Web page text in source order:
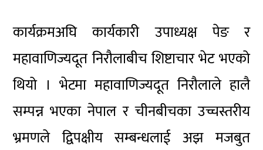
कार्यक्रमअघि कार्यकारी उपाध्यक्ष पेङ र
महावाणिज्यदूत निरौलाबीच शिष्टाचार भेट भएको
थियो । भेटमा महावाणिज्यदूत निरौलाले हालै
सम्पन्न भएका नेपाल र चीनबीचका उच्चस्तरीय
भ्रमणले द्विपक्षीय सम्बन्धलाई अझ मजबुत